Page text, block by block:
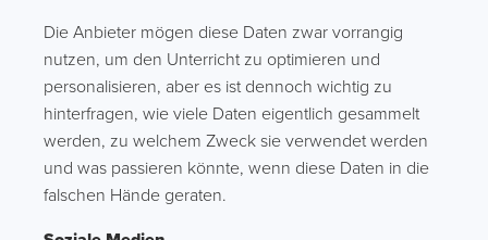
Die Anbieter mögen diese Daten zwar vorrangig
nutzen, um den Unterricht zu optimieren und
personalisieren, aber es ist dennoch wichtig zu
hinterfragen, wie viele Daten eigentlich gesammelt
werden, zu welchem Zweck sie verwendet werden
und was passieren könnte, wenn diese Daten in die
falschen Hände geraten.